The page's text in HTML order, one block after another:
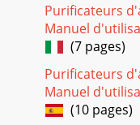
Purificateurs
Manuel
(7 pages)
Purificateurs
Manuel
(10 pages)